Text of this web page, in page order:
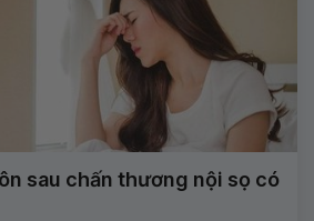
sau chấn thương nội sọ có